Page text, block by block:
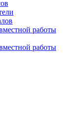
работы
работы